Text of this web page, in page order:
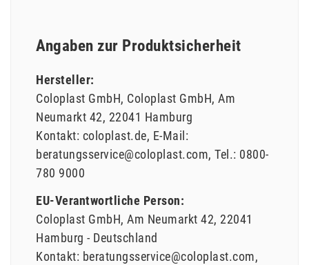
Angaben zur Produktsicherheit
Hersteller:
Coloplast GmbH Coloplast GmbH Am
Neumarkt 42 22041 Hamburg
Kontakt: coloplast.de E-Mail:
beratungsservice@coloplast.com Tel.: 0800-
780 9000
EU-Verantwortliche Person:
Coloplast GmbH Am Neumarkt 42 22041
Hamburg
Deutschland
Kontakt: beratungsservice@coloplast.com